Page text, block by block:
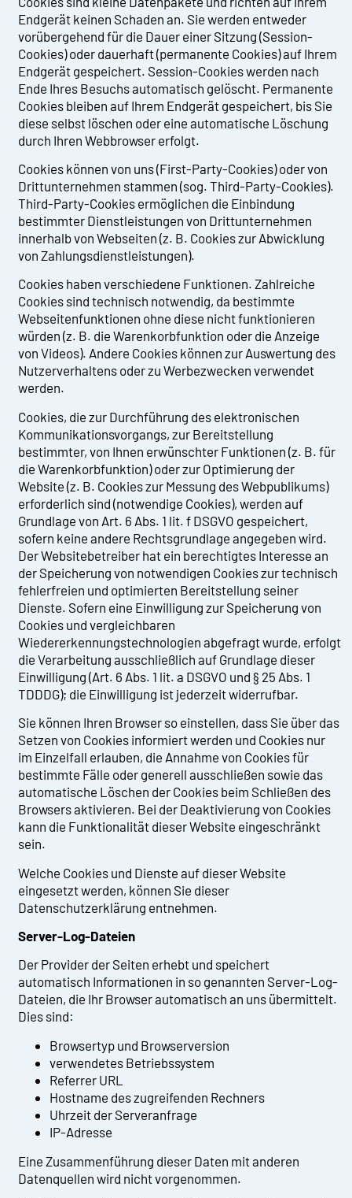
Endgerät keinen Schaden an. Sie werden entweder
vorübergehend für die Dauer einer Sitzung (Session-
Cookies) oder dauerhaft (permanente Cookies) auf Ihrem
Endgerät gespeichert. Session-Cookies werden nach
Ende Ihres Besuchs automatisch gelöscht. Permanente
Cookies bleiben auf Ihrem Endgerät gespeichert, bis Sie
diese selbst löschen oder eine automatische Löschung
durch Ihren Webbrowser erfolgt.
Cookies können von uns (First-Party-Cookies) oder von
Drittunternehmen stammen (sog. Third-Party-Cookies).
Third-Party-Cookies ermöglichen die Einbindung
bestimmter Dienstleistungen von Drittunternehmen
innerhalb von Webseiten (z. B. Cookies zur Abwicklung
von Zahlungsdienstleistungen).
Cookies haben verschiedene Funktionen. Zahlreiche
Cookies sind technisch notwendig, da bestimmte
Webseitenfunktionen ohne diese nicht funktionieren
würden (z. B. die Warenkorbfunktion oder die Anzeige
von Videos). Andere Cookies können zur Auswertung des
Nutzerverhaltens oder zu Werbezwecken verwendet
werden.
Cookies, die zur Durchführung des elektronischen
Kommunikationsvorgangs, zur Bereitstellung
bestimmter, von Ihnen erwünschter Funktionen (z. B. für
die Warenkorbfunktion) oder zur Optimierung der
Website (z. B. Cookies zur Messung des Webpublikums)
erforderlich sind (notwendige Cookies), werden auf
Grundlage von Art. 6 Abs. 1 lit. f DSGVO gespeichert,
sofern keine andere Rechtsgrundlage angegeben wird.
Der Websitebetreiber hat ein berechtigtes Interesse an
der Speicherung von notwendigen Cookies zur technisch
fehlerfreien und optimierten Bereitstellung seiner
Dienste. Sofern eine Einwilligung zur Speicherung von
Cookies und vergleichbaren
Wiedererkennungstechnologien abgefragt wurde, erfolgt
die Verarbeitung ausschließlich auf Grundlage dieser
Einwilligung (Art. 6 Abs. 1 lit. a DSGVO und § 25 Abs. 1
TDDDG); die Einwilligung ist jederzeit widerrufbar.
Sie können Ihren Browser so einstellen, dass Sie über das
Setzen von Cookies informiert werden und Cookies nur
im Einzelfall erlauben, die Annahme von Cookies für
bestimmte Fälle oder generell ausschließen sowie das
automatische Löschen der Cookies beim Schließen des
Browsers aktivieren. Bei der Deaktivierung von Cookies
kann die Funktionalität dieser Website eingeschränkt
sein.
Welche Cookies und Dienste auf dieser Website
eingesetzt werden, können Sie dieser
Datenschutzerklärung entnehmen.
Server-Log-Dateien
Der Provider der Seiten erhebt und speichert
automatisch Informationen in so genannten Server-Log-
Dateien, die Ihr Browser automatisch an uns übermittelt.
Dies sind:
Browsertyp und Browserversion
verwendetes Betriebssystem
Referrer URL
Hostname des zugreifenden Rechners
Uhrzeit der Serveranfrage
IP-Adresse
Eine Zusammenführung dieser Daten mit anderen
Datenquellen wird nicht vorgenommen.